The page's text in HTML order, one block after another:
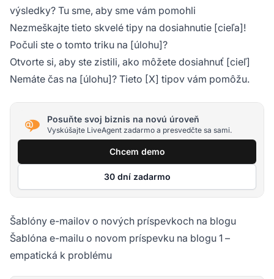
výsledky? Tu sme, aby sme vám pomohli
Nezmeškajte tieto skvelé tipy na dosiahnutie [cieľa]!
Počuli ste o tomto triku na [úlohu]?
Otvorte si, aby ste zistili, ako môžete dosiahnuť [cieľ]
Nemáte čas na [úlohu]? Tieto [X] tipov vám pomôžu.
Posuňte svoj biznis na novú úroveň
Vyskúšajte LiveAgent zadarmo a presvedčte sa sami.
Chcem demo
30 dní zadarmo
Šablóny e-mailov o nových príspevkoch na blogu
Šablóna e-mailu o novom príspevku na blogu 1 –
empatická k problému